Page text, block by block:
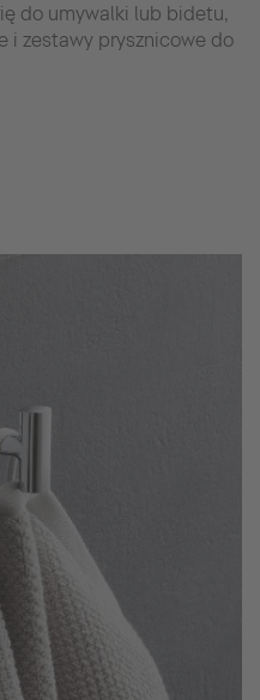
do umywalki lub bidetu,
i zestawy prysznicowe do